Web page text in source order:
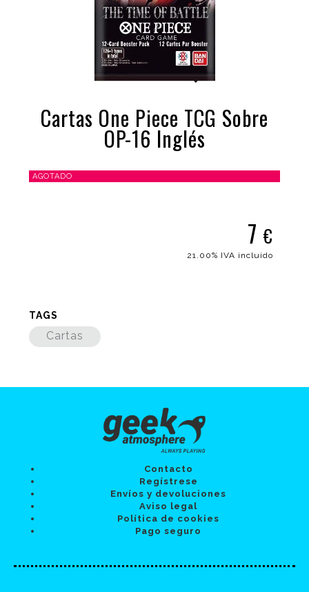
Cartas One Piece TCG Sobre
OP-16 Inglés
AGOTADO
7 €
21.00% IVA incluido
TAGS
Cartas
Contacto
Regístrese
Envíos y devoluciones
Aviso legal
Política de cookies
Pago seguro